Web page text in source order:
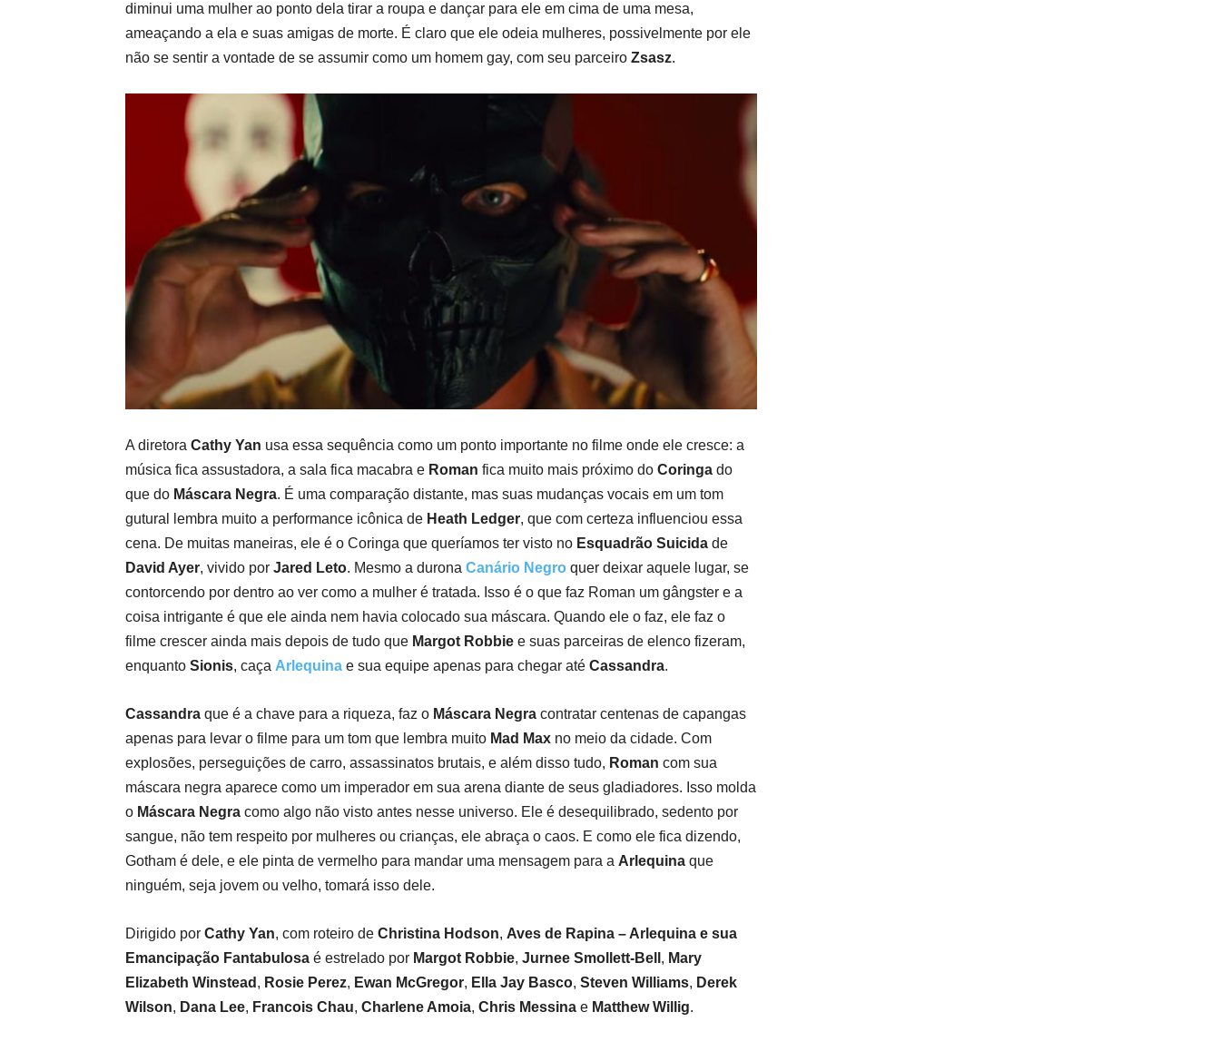
diminui uma mulher ao ponto dela tirar a roupa e dançar para ele em cima de uma mesa,
ameaçando a ela e suas amigas de morte. É claro que ele odeia mulheres, possivelmente por ele
não se sentir a vontade de se assumir como um homem gay, com seu parceiro Zsasz.
A diretora Cathy Yan usa essa sequência como um ponto importante no filme onde ele cresce: a
música fica assustadora, a sala fica macabra e Roman fica muito mais próximo do Coringa do
que do Máscara Negra. É uma comparação distante, mas suas mudanças vocais em um tom
gutural lembra muito a performance icônica de Heath Ledger, que com certeza influenciou essa
cena. De muitas maneiras, ele é o Coringa que queríamos ter visto no Esquadrão Suicida de
David Ayer, vivido por Jared Leto. Mesmo a durona Canário Negro quer deixar aquele lugar, se
contorcendo por dentro ao ver como a mulher é tratada. Isso é o que faz Roman um gângster e a
coisa intrigante é que ele ainda nem havia colocado sua máscara. Quando ele o faz, ele faz o
filme crescer ainda mais depois de tudo que Margot Robbie e suas parceiras de elenco fizeram,
enquanto Sionis, caça Arlequina e sua equipe apenas para chegar até Cassandra.
Cassandra que é a chave para a riqueza, faz o Máscara Negra contratar centenas de capangas
apenas para levar o filme para um tom que lembra muito Mad Max no meio da cidade. Com
explosões, perseguições de carro, assassinatos brutais, e além disso tudo, Roman com sua
máscara negra aparece como um imperador em sua arena diante de seus gladiadores. Isso molda
o Máscara Negra como algo não visto antes nesse universo. Ele é desequilibrado, sedento por
sangue, não tem respeito por mulheres ou crianças, ele abraça o caos. E como ele fica dizendo,
Gotham é dele, e ele pinta de vermelho para mandar uma mensagem para a Arlequina que
ninguém, seja jovem ou velho, tomará isso dele.
Dirigido por Cathy Yan, com roteiro de Christina Hodson, Aves de Rapina – Arlequina e sua
Emancipação Fantabulosa é estrelado por Margot Robbie, Jurnee Smollett-Bell , Mary
Elizabeth Winstead , Rosie Perez, Ewan McGregor, Ella Jay Basco, Steven Williams, Derek
Wilson, Dana Lee, Francois Chau, Charlene Amoia, Chris Messina e Matthew Willig.